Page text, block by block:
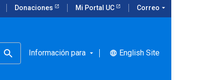
Donaciones Mi Portal UC Correo arrow_drop_down
Información para arrow_drop_down language English Site